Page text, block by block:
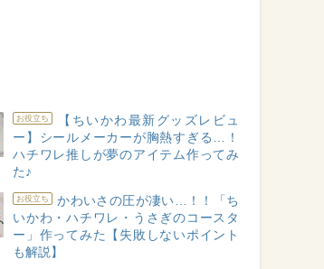
お役立ち
【ちいかわ最新グッズレビュ
ー】シールメーカーが胸熱すぎる…！
ハチワレ推しが夢のアイテム作ってみ
た♪
お役立ち
かわいさの圧が凄い…！！「ち
いかわ・ハチワレ・うさぎのコースタ
ー」作ってみた【失敗しないポイント
も解説】